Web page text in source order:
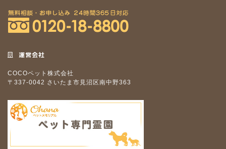
運営会社
COCOペット株式会社
〒337-0042 さいたま市見沼区南中野363